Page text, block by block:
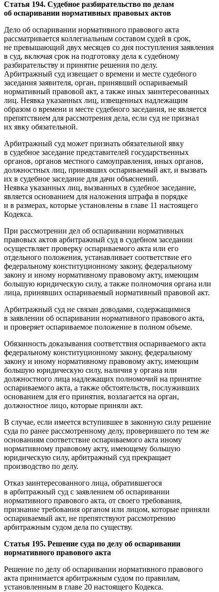
Статья 194. Судебное разбирательство по делам
об оспаривании нормативных правовых актов
Дело об оспаривании нормативного правового акта
рассматривается коллегиальным составом судей в срок,
не превышающий двух месяцев со дня поступления заявления
в суд, включая срок на подготовку дела к судебному
разбирательству и принятие решения по делу.
Арбитражный суд извещает о времени и месте судебного
заседания заявителя, орган, принявший оспариваемый
нормативный правовой акт, а также иных заинтересованных
лиц. Неявка указанных лиц, извещенных надлежащим
образом о времени и месте судебного заседания, не является
препятствием для рассмотрения дела, если суд не признал
их явку обязательной.
Арбитражный суд может признать обязательной явку
в судебное заседание представителей государственных
органов, органов местного самоуправления, иных органов,
должностных лиц, принявших оспариваемый акт, и вызвать
их в судебное заседание для дачи объяснений.
Неявка указанных лиц, вызванных в судебное заседание,
является основанием для наложения штрафа в порядке
и в размерах, которые установлены в главе 11 настоящего
Кодекса.
При рассмотрении дел об оспаривании нормативных
правовых актов арбитражный суд в судебном заседании
осуществляет проверку оспариваемого акта или его
отдельного положения, устанавливает соответствие его
федеральному конституционному закону, федеральному
закону и иному нормативному правовому акту, имеющим
большую юридическую силу, а также полномочия органа или
лица, принявших оспариваемый нормативный правовой акт.
Арбитражный суд не связан доводами, содержащимися
в заявлении об оспаривании нормативного правового акта,
и проверяет оспариваемое положение в полном объеме.
Обязанность доказывания соответствия оспариваемого акта
федеральному конституционному закону, федеральному
закону и иному нормативному правовому акту, имеющим
большую юридическую силу, наличия у органа или
должностного лица надлежащих полномочий на принятие
оспариваемого акта, а также обстоятельств, послуживших
основанием для его принятия, возлагается на орган,
должностное лицо, которые приняли акт.
В случае, если имеется вступившее в законную силу решение
суда по ранее рассмотренному делу, проверившего по тем же
основаниям соответствие оспариваемого акта иному
нормативному правовому акту, имеющему большую
юридическую силу, арбитражный суд прекращает
производство по делу.
Отказ заинтересованного лица, обратившегося
в арбитражный суд с заявлением об оспаривании
нормативного правового акта, от своего требования,
признание требования органом или лицом, которые приняли
оспариваемый акт, не препятствуют рассмотрению
арбитражным судом дела по существу.
Статья 195. Решение суда по делу об оспаривании
нормативного правового акта
Решение по делу об оспаривании нормативного правового
акта принимается арбитражным судом по правилам,
установленным в главе 20 настоящего Кодекса.